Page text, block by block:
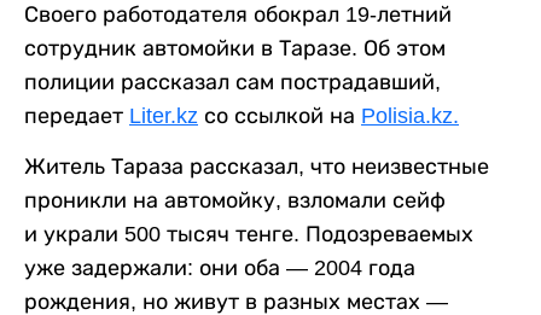
Своего работодателя обокрал 19-летний
сотрудник автомойки в Таразе. Об этом
полиции рассказал сам пострадавший,
передает Liter.kz со ссылкой на Polisia.kz.
Житель Тараза рассказал, что неизвестные
проникли на автомойку, взломали сейф
и украли 500 тысяч тенге. Подозреваемых
уже задержали: они оба — 2004 года
рождения, но живут в разных местах —